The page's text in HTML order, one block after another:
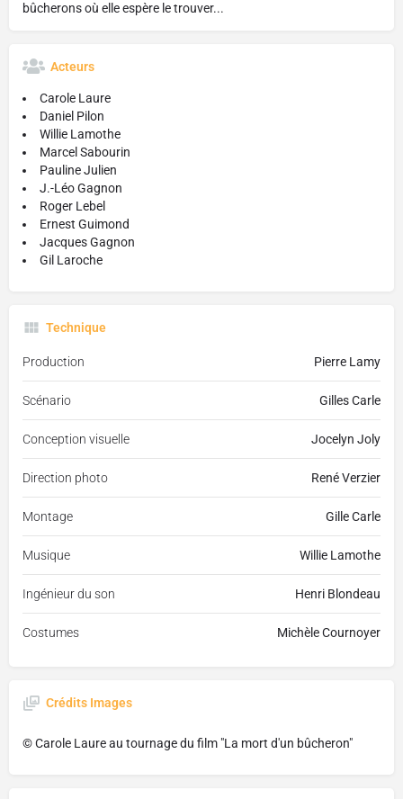
bûcherons où elle espère le trouver...
Acteurs
Carole Laure
Daniel Pilon
Willie Lamothe
Marcel Sabourin
Pauline Julien
J.-Léo Gagnon
Roger Lebel
Ernest Guimond
Jacques Gagnon
Gil Laroche
Technique
Production Pierre Lamy
Scénario Gilles Carle
Conception visuelle Jocelyn Joly
Direction photo René Verzier
Montage Gille Carle
Musique Willie Lamothe
Ingénieur du son Henri Blondeau
Costumes Michèle Cournoyer
Crédits Images
© Carole Laure au tournage du film "La mort d'un bûcheron"